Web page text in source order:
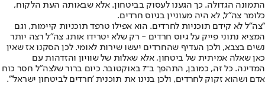
התמונה הגדולה. כך הגענו לעסוק בביטחון. אלא שבאותה העת הלקוח,
כלומר צה"ל, לא היה מעוניין בגיוס חרדים.
"צה"ל לא קידם תוכניות לחרדים. הוא אפילו טרפד תוכניות קיימות, וגם
המציא נתוני פייק על גיוס חרדים - רק שלא יטרידו אותו. צה"ל רצה יותר
נשים בצבא, ולכן העדיף שהחרדים יעשו שירות לאומי. לכן הסקנו אז שאין
כאן שאלה אמיתית של ביטחון, אלא שאלות של שוויון והזדהות עם
המדינה. כל זה, כמובן, התהפך ב־7 באוקטובר. כיום ברור שלצה"ל חסר כוח
אדם ושהוא זקוק לחרדים, ולכן בנינו את תוכנית 'חרדים לביטחון ישראל'".